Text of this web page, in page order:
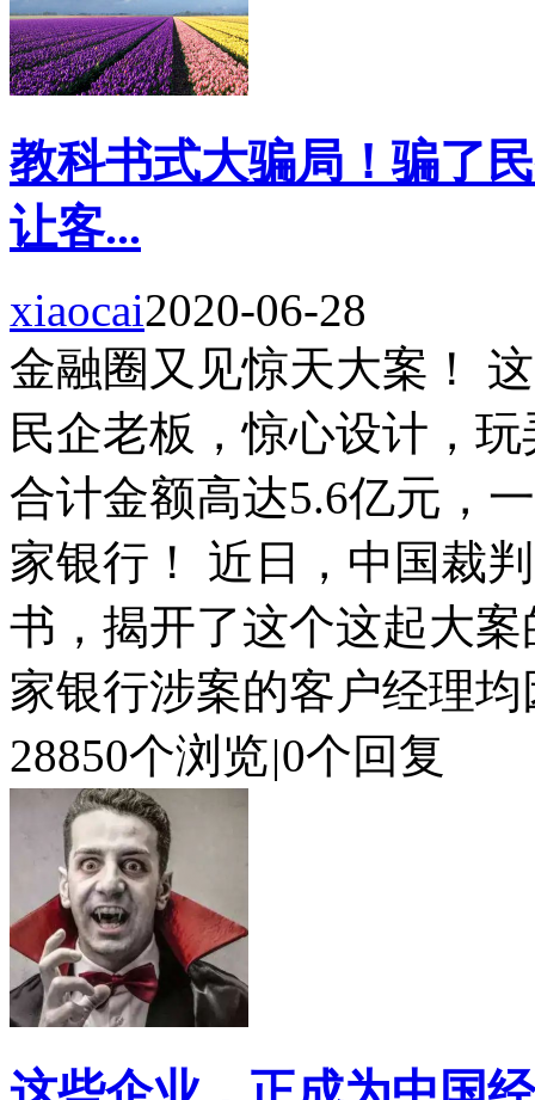
教科书式大骗局！骗了
让客...
xiaocai2020-06-28
金融圈又见惊天大案！
民企老板，惊心设计，
合计金额高达5.6亿元，
家银行！ 近日，中国裁
书，揭开了这个这起大
家银行涉案的客户经理均
28850个浏览|0个回复